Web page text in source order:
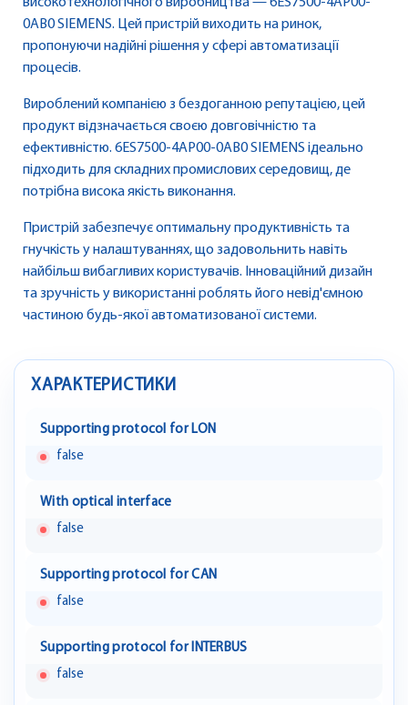
високотехнологічного виробництва — 6ES7500-4AP00-
0AB0 SIEMENS. Цей пристрій виходить на ринок,
пропонуючи надійні рішення у сфері автоматизації
процесів.
Вироблений компанією з бездоганною репутацією, цей
продукт відзначається своєю довговічністю та
ефективністю. 6ES7500-4AP00-0AB0 SIEMENS ідеально
підходить для складних промислових середовищ, де
потрібна висока якість виконання.
Пристрій забезпечує оптимальну продуктивність та
гнучкість у налаштуваннях, що задовольнить навіть
найбільш вибагливих користувачів. Інноваційний дизайн
та зручність у використанні роблять його невід'ємною
частиною будь-якої автоматизованої системи.
ХАРАКТЕРИСТИКИ
Supporting protocol for LON
false
With optical interface
false
Supporting protocol for CAN
false
Supporting protocol for INTERBUS
false